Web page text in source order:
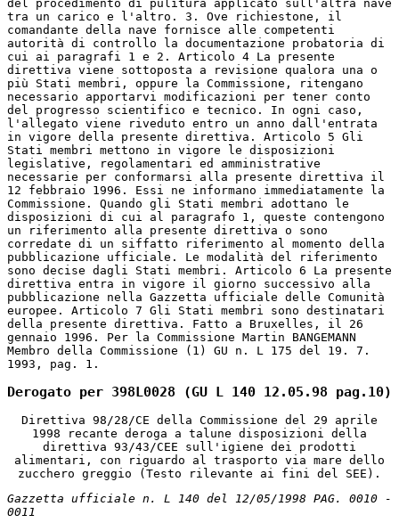
del procedimento di pulitura applicato sull'altra nave
tra un carico e l'altro. 3. Ove richiestone, il
comandante della nave fornisce alle competenti
autorità di controllo la documentazione probatoria di
cui ai paragrafi 1 e 2. Articolo 4 La presente
direttiva viene sottoposta a revisione qualora una o
più Stati membri, oppure la Commissione, ritengano
necessario apportarvi modificazioni per tener conto
del progresso scientifico e tecnico. In ogni caso,
l'allegato viene riveduto entro un anno dall'entrata
in vigore della presente direttiva. Articolo 5 Gli
Stati membri mettono in vigore le disposizioni
legislative, regolamentari ed amministrative
necessarie per conformarsi alla presente direttiva il
12 febbraio 1996. Essi ne informano immediatamente la
Commissione. Quando gli Stati membri adottano le
disposizioni di cui al paragrafo 1, queste contengono
un riferimento alla presente direttiva o sono
corredate di un siffatto riferimento al momento della
pubblicazione ufficiale. Le modalità del riferimento
sono decise dagli Stati membri. Articolo 6 La presente
direttiva entra in vigore il giorno successivo alla
pubblicazione nella Gazzetta ufficiale delle Comunità
europee. Articolo 7 Gli Stati membri sono destinatari
della presente direttiva. Fatto a Bruxelles, il 26
gennaio 1996. Per la Commissione Martin BANGEMANN
Membro della Commissione (1) GU n. L 175 del 19. 7.
1993, pag. 1.
Derogato per 398L0028 (GU L 140 12.05.98 pag.10)
Direttiva 98/28/CE della Commissione del 29 aprile
1998 recante deroga a talune disposizioni della
direttiva 93/43/CEE sull'igiene dei prodotti
alimentari, con riguardo al trasporto via mare dello
zucchero greggio (Testo rilevante ai fini del SEE).
Gazzetta ufficiale n. L 140 del 12/05/1998 PAG. 0010 -
0011